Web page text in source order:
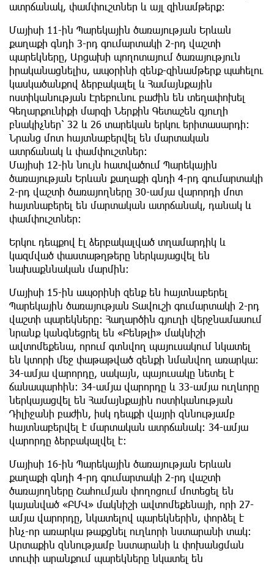
ատրճանակ, փամփուշտներ և այլ զինամթերք։
Մայիսի 11-ին Պարեկային ծառայության Երևան
քաղաքի գնդի 3-րդ գումարտակի 2-րդ վաշտի
պարեկները, Արցախի պողոտայում ծառայություն
իրականացնելիս, ապօրինի զենք-զինամթերք պահելու
կասկածանքով ձերբակալել և Համայնքային
ոստիկանության Էրեբունու բաժին են տեղափոխել
Գեղարքունիքի մարզի Ներքին Գետաշեն գյուղի
բնակիչներ՝ 32 և 26 տարեկան երկու երիտասարդի։
Նրանց մոտ հայտնաբերվել են մարտական
ատրճանակ և փամփուշտներ:
Մայիսի 12-ին նույն հատվածում Պարեկային
ծառայության Երևան քաղաքի գնդի 4-րդ գումարտակի
2-րդ վաշտի ծառայողները 30-ամյա վարորդի մոտ
հայտնաբերել են մարտական ատրճանակ, դանակ և
փամփուշտներ։
Երկու դեպքով էլ ձերբակալված տղամարդիկ և
կազմված փաստաթղթերը ներկայացվել են
նախաքննական մարմին։
Մայիսի 15-ին ապօրինի զենք են հայտնաբերել
Պարեկային ծառայության Տավուշի գումարտակի 2-րդ
վաշտի պարեկները: Հաղարծին գյուղի վերջնամասում
նրանք կանգնեցրել են «Բենթլի» մակնիշի
ավտոմեքենա, որում գտնվող պայուսակում նկատել
են կտորի մեջ փաթաթված զենքի նմանվող առարկա։
34-ամյա վարորդը, սակայն, պայուսակը նետել է
ճանապարհին։ 34-ամյա վարորդը և 33-ամյա ուղևորը
ներկայացվել են Համայնքային ոստիկանության
Դիլիջանի բաժին, իսկ դեպքի վայրի զննությամբ
հայտնաբերվել է մարտական ատրճանակ: 34-ամյա
վարորդը ձերբակալվել է։
Մայիսի 16-ին Պարեկային ծառայության Երևան
քաղաքի գնդի 4-րդ գումարտակի 2-րդ վաշտի
ծառայողները Շահումյան փողոցում մոտեցել են
կայանված «ԲՄՎ» մակնիշի ավտոմեքենայի, որի 27-
ամյա վարորդը, նկատելով պարեկներին, փորձել է
ինչ-որ առարկա թաքցնել ուղևորի նստարանի տակ։
Արտաքին զննությամբ նստարանի և փոխանցման
տուփի արանքում պարեկները նկատել են